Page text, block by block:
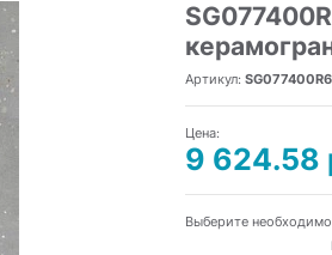
Артикул: SG077400R6
Цена:
9 624.58
Выберите